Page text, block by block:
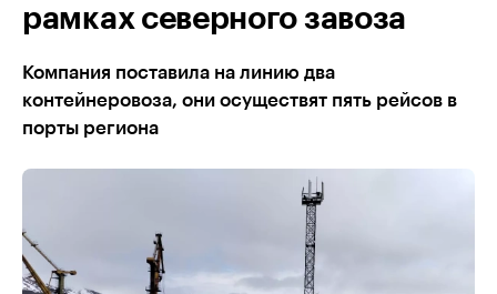
рамках северного завоза
Компания поставила на линию два
контейнеровоза, они осуществят пять рейсов в
порты региона